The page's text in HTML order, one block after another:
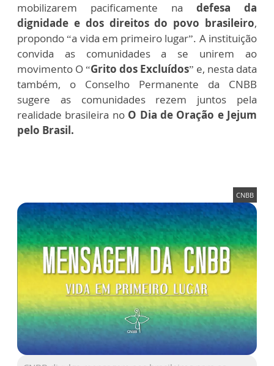
mobilizarem pacificamente na defesa da
dignidade e dos direitos do povo brasileiro,
propondo “a vida em primeiro lugar”. A instituição
convida as comunidades a se unirem ao
movimento O “Grito dos Excluídos” e, nesta data
também, o Conselho Permanente da CNBB
sugere as comunidades rezem juntos pela
realidade brasileira no O Dia de Oração e Jejum
pelo Brasil.
CNBB